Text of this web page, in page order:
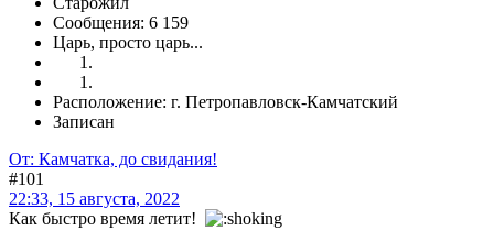
Сообщения: 6 159
Царь, просто царь...
Расположение: г. Петропавловск-Камчатский
Записан
От: Камчатка, до свидания!
#101
22:33, 15 августа, 2022
Как быстро время летит!